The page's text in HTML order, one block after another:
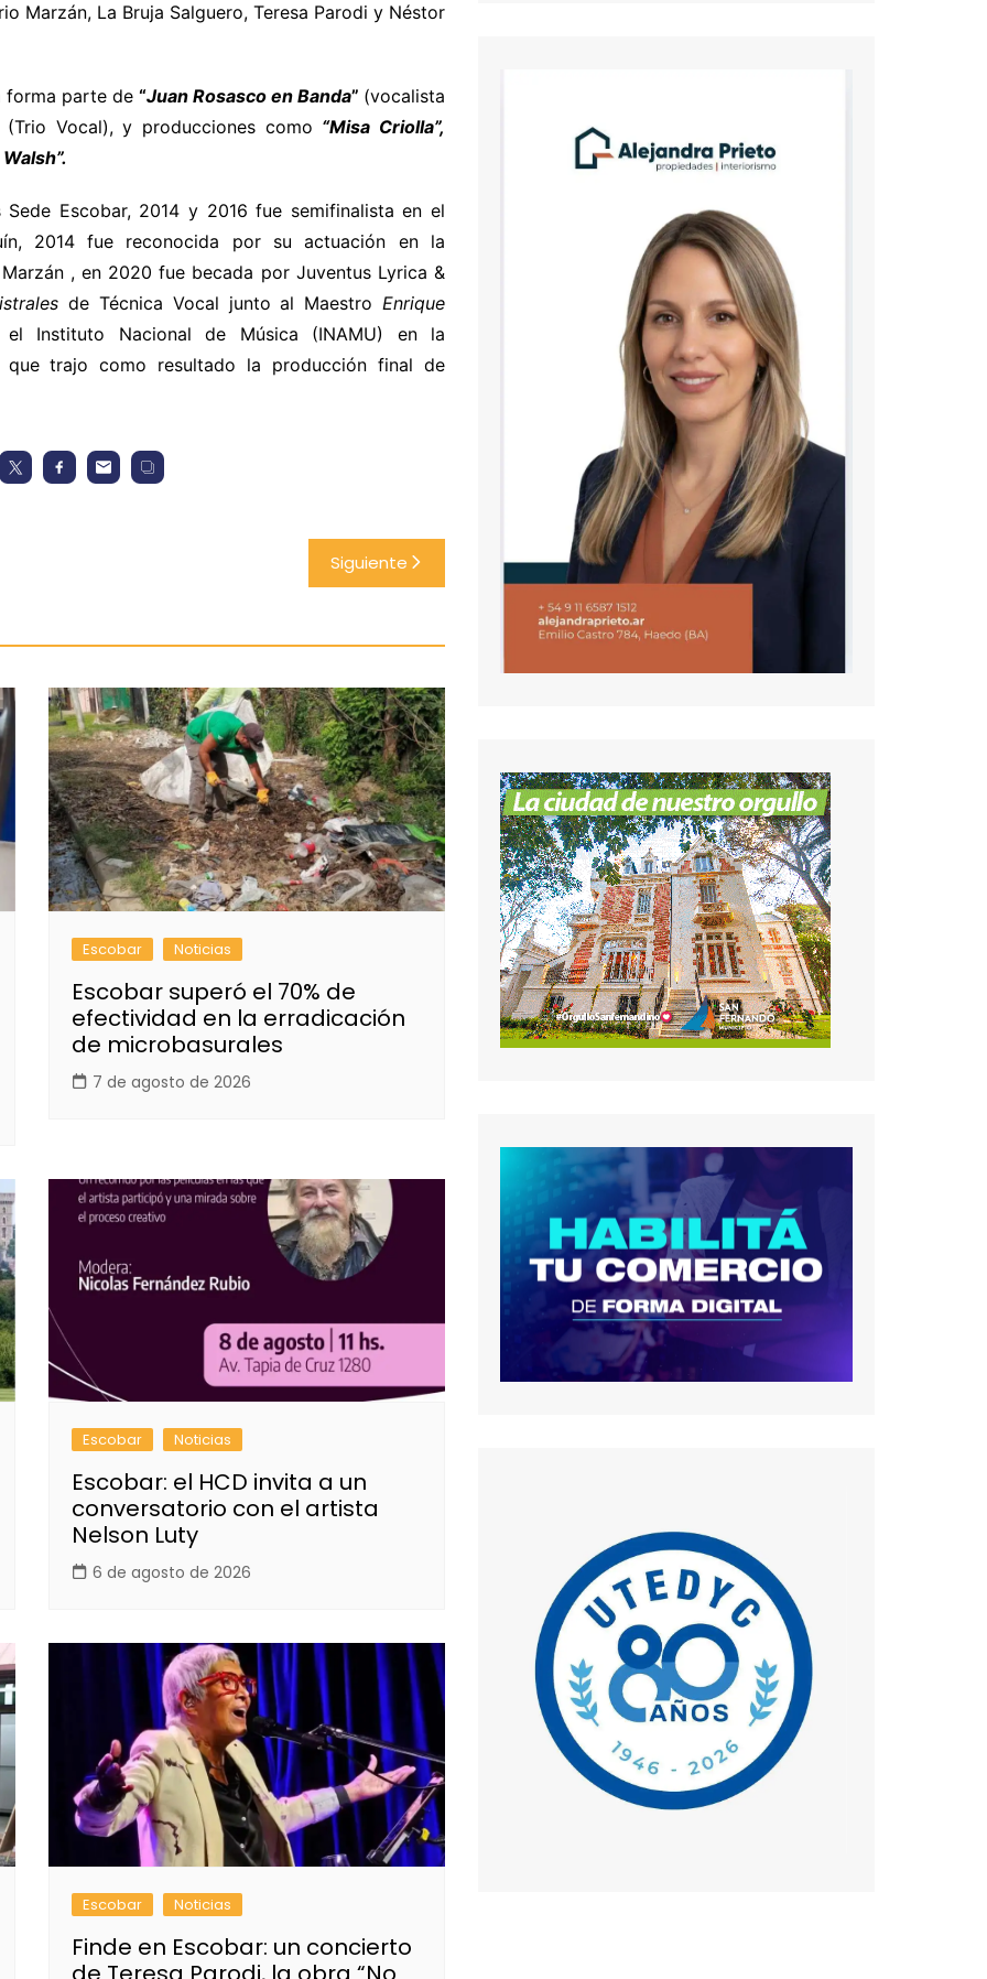
Marzán, La Bruja Salguero, Teresa Parodi y Néstor
forma parte de “Juan Rosasco en Banda” (vocalista
(Trio Vocal), y producciones como “Misa Criolla”,
Escobar, 2014 y 2016 fue semifinalista en el
2014 fue reconocida por su actuación en la
, en 2020 fue becada por Juventus Lyrica &
de Técnica Vocal junto al MaestroEnrique
Instituto Nacional de Música (INAMU) en la
que trajo como resultado la producción final de
Siguiente
Escobar Noticias
Escobar superó el 70% de
efectividad en la erradicación
de microbasurales
7 de agosto de 2026
Escobar Noticias
Escobar: el HCD invita a un
conversatorio con el artista
Nelson Luty
6 de agosto de 2026
Escobar Noticias
Finde en Escobar: un concierto